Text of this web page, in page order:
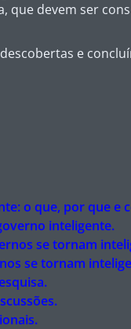
que devem ser
e
o que, por que e
inteligente.
se tornam
se tornam